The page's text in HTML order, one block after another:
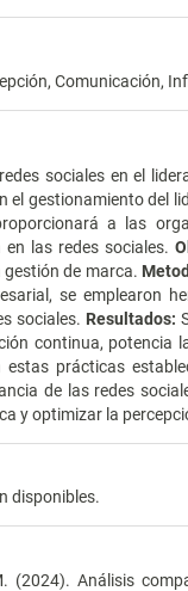
Comunicación,
sociales en el
el gestionamiento del
a las
las redes sociales.
de marca.
se emplearon
sociales. Resultados:
continua,
prácticas
de las redes
y optimizar la
disponibles.
(2024). Análisis